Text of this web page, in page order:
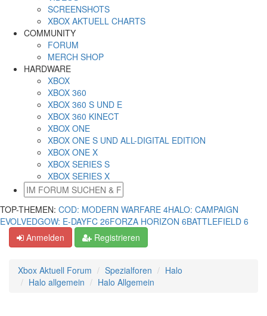
SCREENSHOTS
XBOX AKTUELL CHARTS
COMMUNITY
FORUM
MERCH SHOP
HARDWARE
XBOX
XBOX 360
XBOX 360 S UND E
XBOX 360 KINECT
XBOX ONE
XBOX ONE S UND ALL-DIGITAL EDITION
XBOX ONE X
XBOX SERIES S
XBOX SERIES X
TOP-THEMEN: COD: MODERN WARFARE 4HALO: CAMPAIGN
EVOLVEDGOW: E-DAYFC 26FORZA HORIZON 6BATTLEFIELD 6
Anmelden
Registrieren
Xbox Aktuell Forum Spezialforen
Halo
Halo allgemein
Halo Allgemein